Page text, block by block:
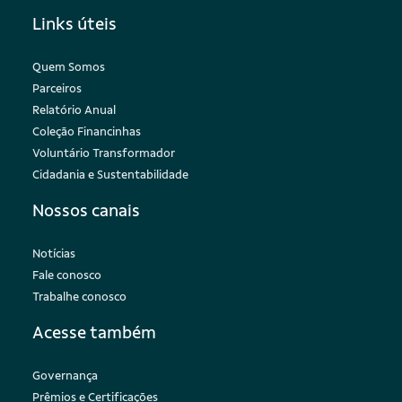
Links úteis
Quem Somos
Parceiros
Relatório Anual
Coleção Financinhas
Voluntário Transformador
Cidadania e Sustentabilidade
Nossos canais
Notícias
Fale conosco
Trabalhe conosco
Acesse também
Governança
Prêmios e Certificações